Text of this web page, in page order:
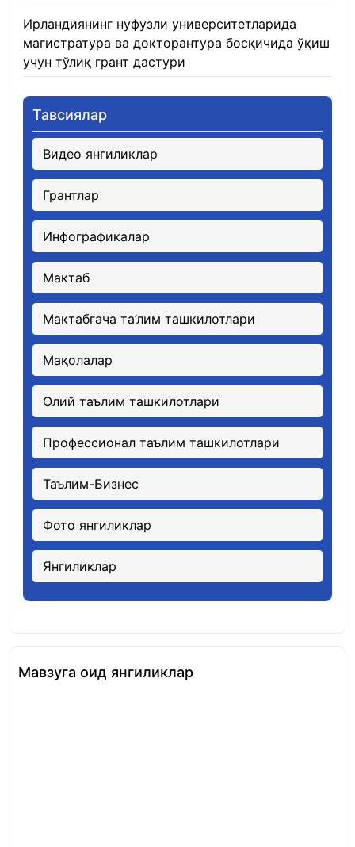
Ирландиянинг нуфузли университетларида
магистратура ва докторантура босқичида ўқиш
учун тўлиқ грант дастури
Тавсиялар
Видео янгиликлар
Грантлар
Инфографикалар
Мактаб
Мактабгача та’лим ташкилотлари
Мақолалар
Олий таълим ташкилотлари
Профессионал таълим ташкилотлари
Таълим-Бизнес
Фото янгиликлар
Янгиликлар
Мавзуга оид янгиликлар